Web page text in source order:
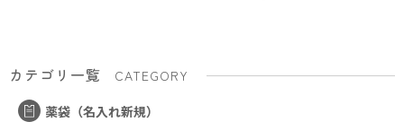
カテゴリ一覧
CATEGORY
薬袋（名入れ新規）